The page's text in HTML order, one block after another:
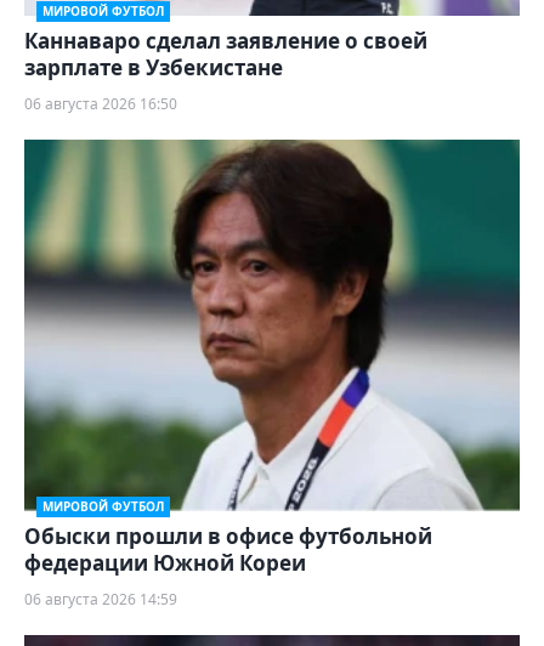
МИРОВОЙ ФУТБОЛ
Каннаваро сделал заявление о своей
зарплате в Узбекистане
06 августа 2026 16:50
МИРОВОЙ ФУТБОЛ
Обыски прошли в офисе футбольной
федерации Южной Кореи
06 августа 2026 14:59